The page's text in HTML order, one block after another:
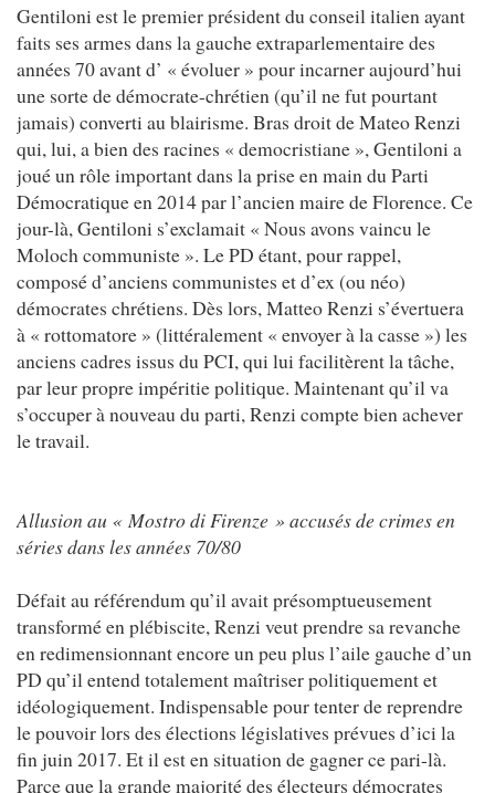
Gentiloni est le premier président du conseil italien ayant
faits ses armes dans la gauche extraparlementaire des
années 70 avant d’ « évoluer » pour incarner aujourd’hui
une sorte de démocrate-chrétien (qu’il ne fut pourtant
jamais) converti au blairisme. Bras droit de Mateo Renzi
qui, lui, a bien des racines « democristiane », Gentiloni a
joué un rôle important dans la prise en main du Parti
Démocratique en 2014 par l’ancien maire de Florence. Ce
jour-là, Gentiloni s’exclamait « Nous avons vaincu le
Moloch communiste ». Le PD étant, pour rappel,
composé d’anciens communistes et d’ex (ou néo)
démocrates chrétiens. Dès lors, Matteo Renzi s’évertuera
à « rottomatore » (littéralement « envoyer à la casse ») les
anciens cadres issus du PCI, qui lui facilitèrent la tâche,
par leur propre impéritie politique. Maintenant qu’il va
s’occuper à nouveau du parti, Renzi compte bien achever
le travail.
Allusion au « Mostro di Firenze » accusés de crimes en
séries dans les années 70/80
Défait au référendum qu’il avait présomptueusement
transformé en plébiscite, Renzi veut prendre sa revanche
en redimensionnant encore un peu plus l’aile gauche d’un
PD qu’il entend totalement maîtriser politiquement et
idéologiquement. Indispensable pour tenter de reprendre
le pouvoir lors des élections législatives prévues d’ici la
fin juin 2017. Et il est en situation de gagner ce pari-là.
Parce que la grande majorité des électeurs démocrates